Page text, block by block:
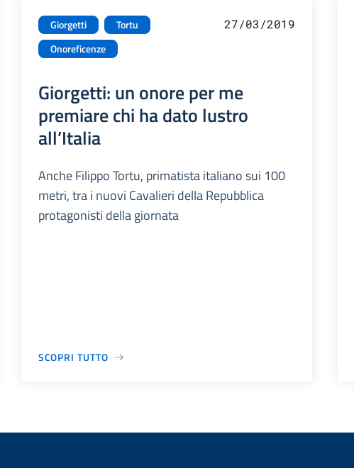
Giorgetti
Tortu
Onoreficenze
27/03/2019
Giorgetti: un onore per me
premiare chi ha dato lustro
all’Italia
Anche Filippo Tortu, primatista italiano sui 100
metri, tra i nuovi Cavalieri della Repubblica
protagonisti della giornata
SCOPRI TUTTO